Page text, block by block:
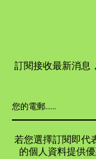
訂閱接收最新消息
若您選擇訂閱即代
的個人資料提供